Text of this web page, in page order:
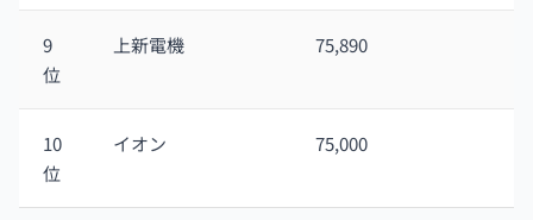
9
位
上新電機 75,890
10
位
イオン 75,000